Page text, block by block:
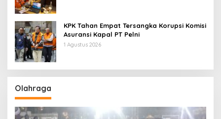
KPK Tahan Empat Tersangka Korupsi Komisi
Asuransi Kapal PT Pelni
1 Agustus 2026
Olahraga